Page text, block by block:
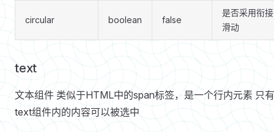
circular boolean false
是否采用衔接
滑动
text
文本组件 类似于HTML中的span标签，是一个行内元素 只有
text组件内的内容可以被选中